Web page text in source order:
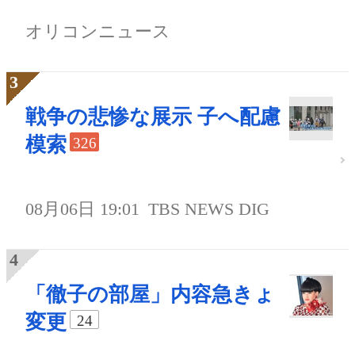
オリコンニュース
戦争の悲惨な展示 子へ配慮
模索 326
08月06日 19:01 TBS NEWS DIG
「徹子の部屋」内容急きょ
変更
24